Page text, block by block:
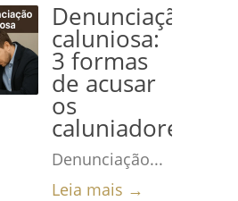
Denunciação
caluniosa:
3 formas
de acusar
os
caluniadores
Denunciação...
Leia mais →